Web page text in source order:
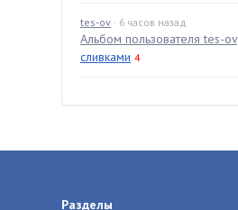
tes-ov · 6 часов назад
Альбом пользователя tes-ov
сливками 4
Разделы